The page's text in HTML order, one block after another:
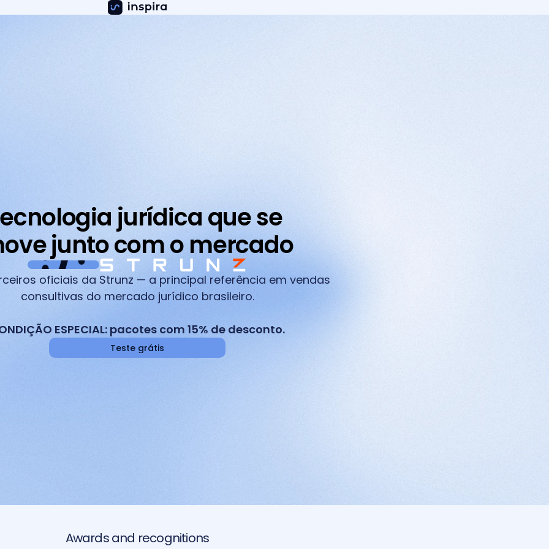
jurídica que se
junto com o mercado
oficiais da Strunz — a principal referência em vendas
consultivas do mercado jurídico brasileiro.
ESPECIAL: pacotes com 15% de desconto.
Teste grátis
Awards and recognitions